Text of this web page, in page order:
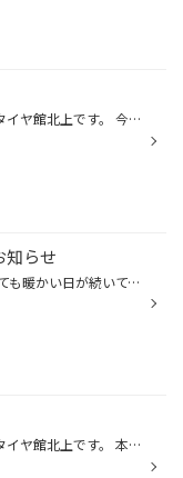
皆さまこんにちは、タイヤ館北上です。 今日も朝からいい天気でなんだか嬉しくなってきますね！ おもわず「パシャリ…」。太陽がまぶしく、雲の少ないいい天気です！ さて、そろそろ春！という事で、昨日今日とノーマルタイヤが続々と入荷してまいりました！ これからまだまだ入荷予定です。 ３月に...
知らせ
こんにちは！ 最近とても暖かい日が続いてますね！ よろしいです さて、暖かくなってきたという事は タイヤ交換の時期が近づいてますね～ という事で今年も春のタイヤ＆ホイール大商談会を開催致します！ 日付は 3月8日（金）から11日（月）です！ 毎年恒例のホイールメーカーさんから沢山お借りし...
皆さまこんにちは！タイヤ館北上です。 本日シニアデ― 本日は金曜日です！ 本日はシニアデー！！55歳以上の男性の方！オイル交換がお安くなりますよ。 皆様のご来店をスタッフ一同、心よりお待ち申し上げます！ ※もちろん、タイヤ交換や、その他作業等のお客様も見積もりのみのお客様、その他ご相談...